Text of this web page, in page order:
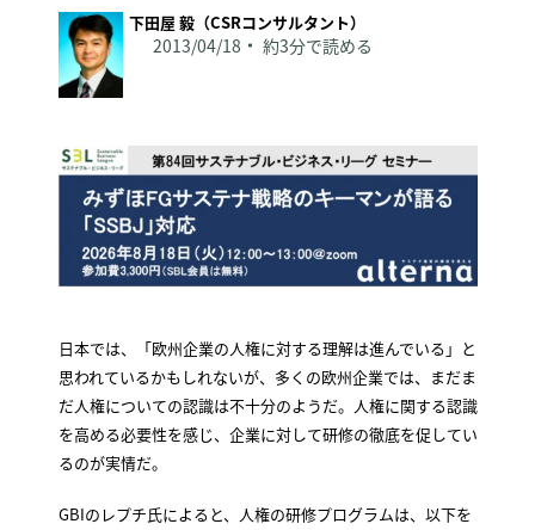
下田屋 毅（CSRコンサルタント）
2013/04/18 約3分で読める
日本では、「欧州企業の人権に対する理解は進んでいる」と
思われているかもしれないが、多くの欧州企業では、まだま
だ人権についての認識は不十分のようだ。人権に関する認識
を高める必要性を感じ、企業に対して研修の徹底を促してい
るのが実情だ。
GBIのレプチ氏によると、人権の研修プログラムは、以下を